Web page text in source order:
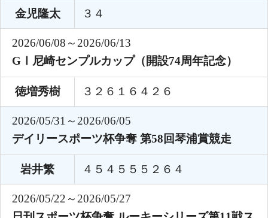
金児隆太 ３４
2026/06/08～2026/06/13
GⅠ尼崎センプルカップ（開設74周年記念）
徳増秀樹 ３２６１６４２６
2026/05/31～2026/06/05
デイリースポーツ杯争奪 第58回琴浦賞競走
岩井繁 ４５４５５５２６４
2026/05/22～2026/05/27